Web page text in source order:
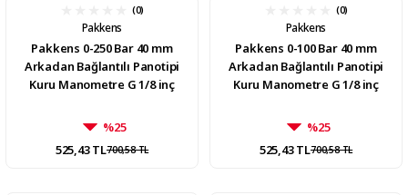
(0)
Pakkens
Pakkens 0-250 Bar 40 mm
Arkadan Bağlantılı Panotipi
Kuru Manometre G 1/8 inç
%25
525,43 TL700,58 TL
(0)
Pakkens
Pakkens 0-100 Bar 40 mm
Arkadan Bağlantılı Panotipi
Kuru Manometre G 1/8 inç
%25
525,43 TL700,58 TL